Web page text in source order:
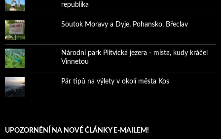
republika
Soutok Moravy a Dyje, Pohansko, Břeclav
Národní park Plitvická jezera - místa, kudy kráčel
Vinnetou
Pár tipů na výlety v okolí města Kos
UPOZORNĚNÍ NA NOVÉ ČLÁNKY E-MAILEM!